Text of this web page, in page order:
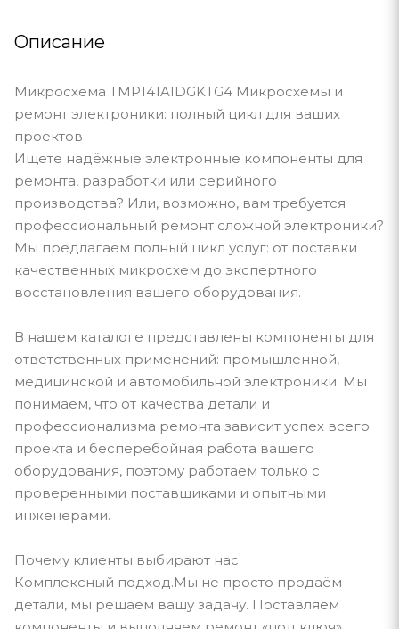
Описание
Микросхема TMP141AIDGKTG4 Микросхемы и
ремонт электроники: полный цикл для ваших
проектов
Ищете надёжные электронные компоненты для
ремонта, разработки или серийного
производства? Или, возможно, вам требуется
профессиональный ремонт сложной электроники?
Мы предлагаем полный цикл услуг: от поставки
качественных микросхем до экспертного
восстановления вашего оборудования.
В нашем каталоге представлены компоненты для
ответственных применений: промышленной,
медицинской и автомобильной электроники. Мы
понимаем, что от качества детали и
профессионализма ремонта зависит успех всего
проекта и бесперебойная работа вашего
оборудования, поэтому работаем только с
проверенными поставщиками и опытными
инженерами.
Почему клиенты выбирают нас
Комплексный подход.Мы не просто продаём
детали, мы решаем вашу задачу. Поставляем